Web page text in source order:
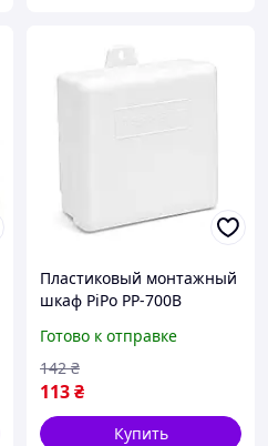
Пластиковый монтажный
шкаф PiPo PP-700B
небольших сетей buzyna
Готово к отправке
113₴
142 ₴
Купить